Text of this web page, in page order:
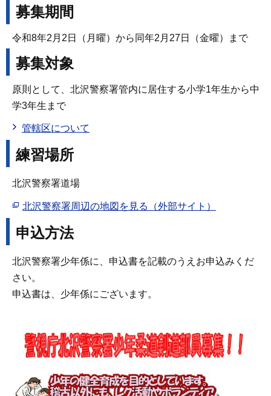
募集期間
令和8年2月2日（月曜）から同年2月27日（金曜）まで
募集対象
原則として、北沢警察署管内に居住する小学1年生から中
学3年生まで
管轄区について
練習場所
北沢警察署道場
北沢警察署周辺の地図を見る（外部サイト）
申込方法
北沢警察署少年係に、申込書を記載のうえお申込みくだ
さい。
申込書は、少年係にございます。